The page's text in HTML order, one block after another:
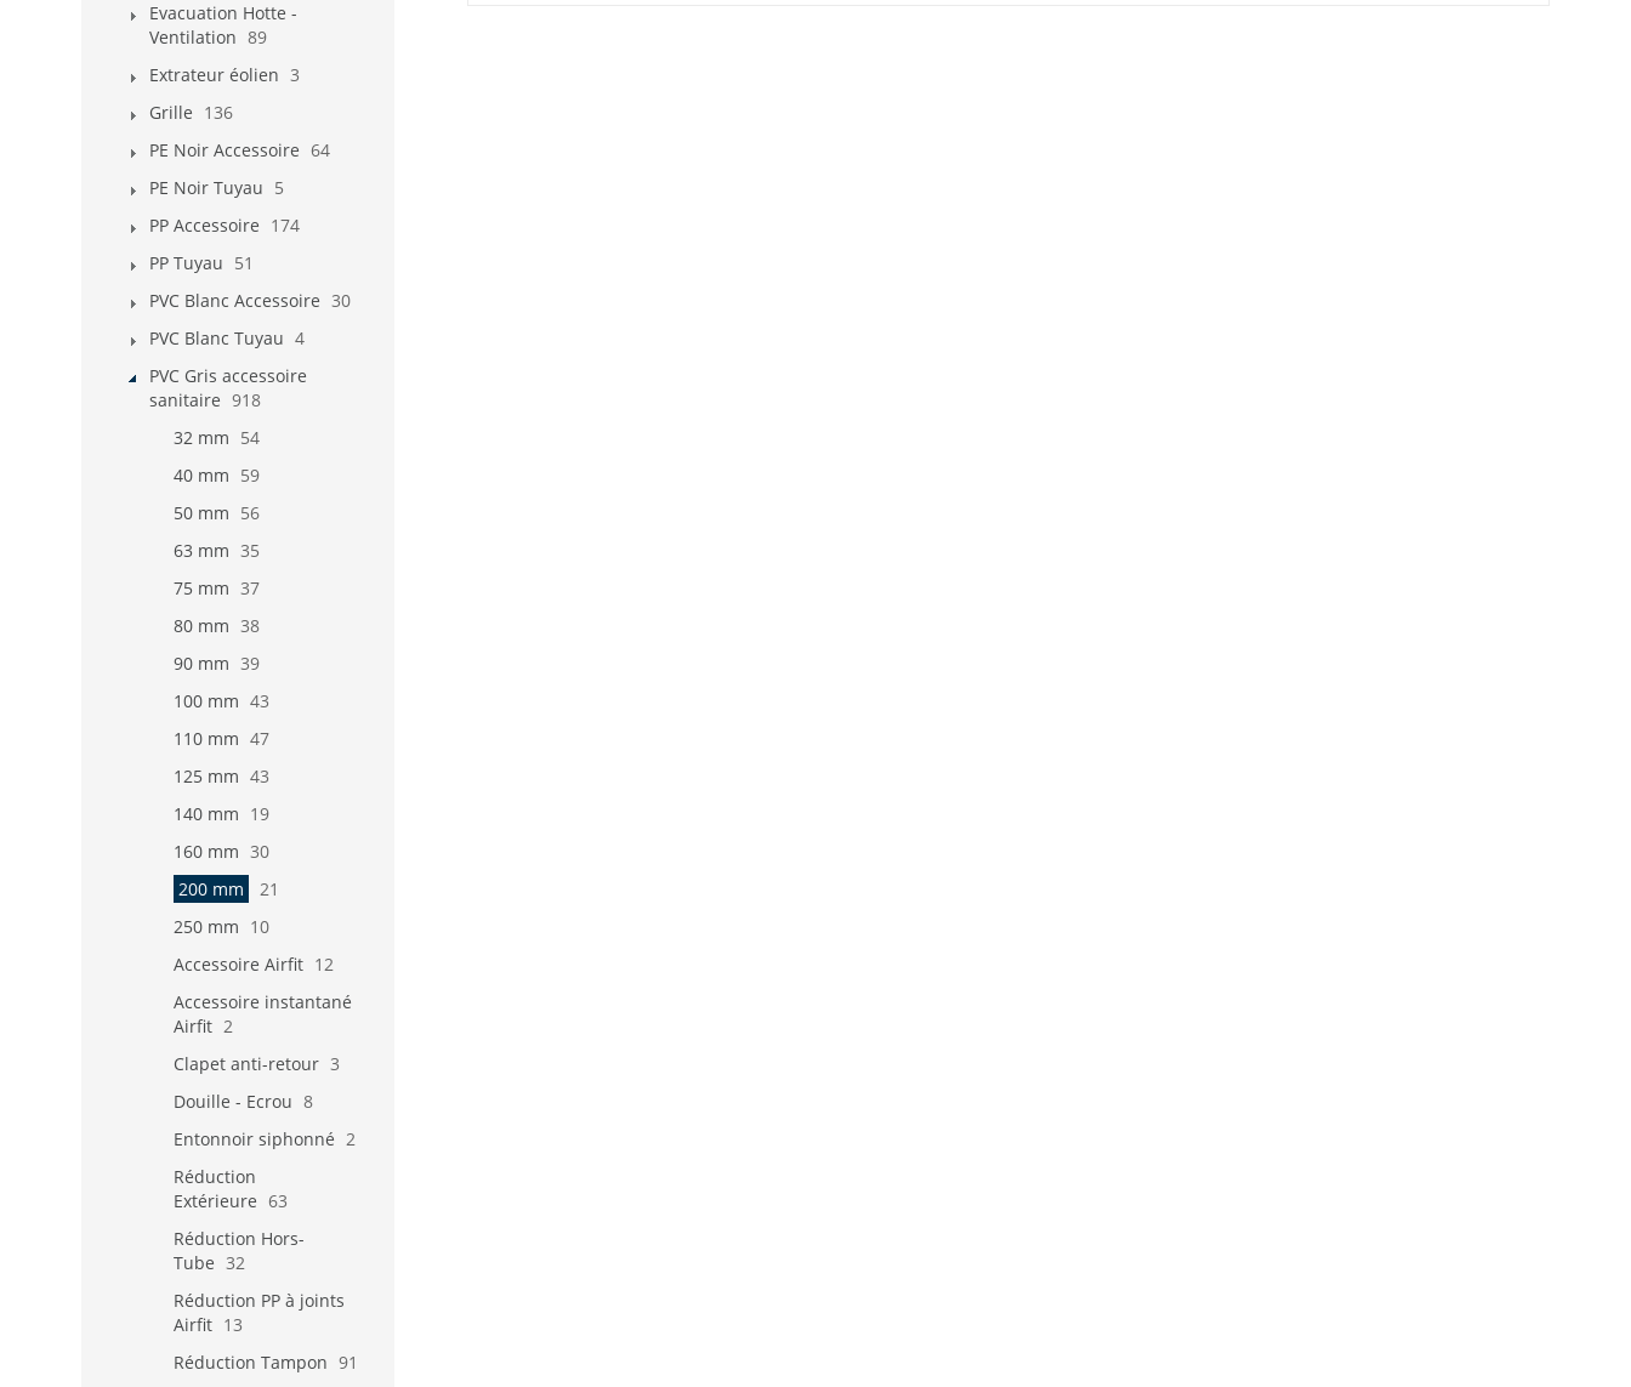
Evacuation Hotte -
Ventilation 89
Extrateur éolien 3
Grille 136
PE Noir Accessoire 64
PE Noir Tuyau 5
PP Accessoire 174
PP Tuyau 51
PVC Blanc Accessoire 30
PVC Blanc Tuyau 4
PVC Gris accessoire
sanitaire 918
32 mm 54
40 mm 59
50 mm 56
63 mm 35
75 mm 37
80 mm 38
90 mm 39
100 mm 43
110 mm 47
125 mm 43
140 mm 19
160 mm 30
200 mm
21
250 mm 10
Accessoire Airfit 12
Accessoire instantané
Airfit 2
Clapet anti-retour 3
Douille - Ecrou 8
Entonnoir siphonné 2
Réduction
Extérieure 63
Réduction Hors-
Tube 32
Réduction PP à joints
Airfit 13
Réduction Tampon 91